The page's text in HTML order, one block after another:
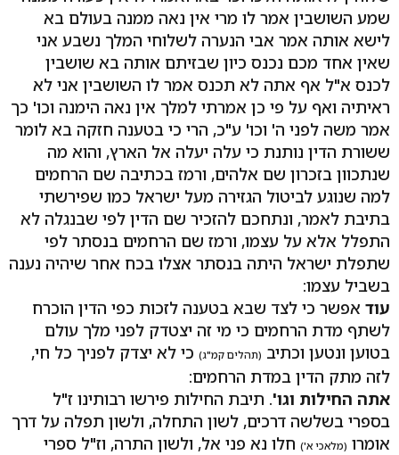
שמע השושבין אמר לו מרי אין נאה ממנה בעולם בא
לישא אותה אמר אבי הנערה לשלוחי המלך נשבע אני
שאין אחד מכם נכנס כיון שבזיתם אותה בא שושבין
לכנס א"ל אף אתה לא תכנס אמר לו השושבין אני לא
ראיתיה ואף על פי כן אמרתי למלך אין נאה הימנה וכו' כך
אמר משה לפני ה' וכו' ע"כ, הרי כי בטענה חזקה בא לומר
ששורת הדין נותנת כי עלה יעלה אל הארץ, והוא מה
שנתכוון בזכרון שם אלהים, ורמז בכתיבה שם הרחמים
למה שנוגע לביטול הגזירה מעל ישראל כמו שפירשתי
בתיבת לאמר, ונתחכם להזכיר שם הדין לפי שבנגלה לא
התפלל אלא על עצמו, ורמז שם הרחמים בנסתר לפי
שתפלת ישראל היתה בנסתר אצלו בכח אחר שיהיה נענה
בשביל עצמו:
עוד אפשר כי לצד שבא בטענה לזכות כפי הדין הוכרח
לשתף מדת הרחמים כי מי זה יצטדק לפני מלך עולם
בטוען ונטען וכתיב (תהלים קמ"ג) כי לא יצדק לפניך כל חי,
לזה מתק הדין במדת הרחמים:
אתה החילות וגו'. תיבת החילות פירשו רבותינו ז"ל
בספרי בשלשה דרכים, לשון התחלה, ולשון תפלה על דרך
אומרו (מלאכי א') חלו נא פני אל, ולשון התרה, וז"ל ספרי